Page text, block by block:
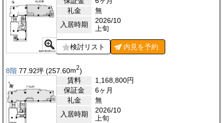
礼金
無
入居時期
2026/10
上旬
検討リスト 内見を予約
8階 77.92坪 (257.60m2)
賃料
1,168,800円
保証金
6ヶ月
礼金
無
入居時期
2026/10
上旬